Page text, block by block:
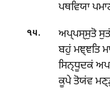
ਪਥਵਿਯਾ
੧੫.
ਅਪ੍ਪਸ੍ਸੁਤੋ
ਬਹੁਂ ਮਞ੍ਞਤਿ
ਸਿਨ੍ਧੂਦਕਂ
ਕੂਪੇ ਤੋਯਂਵ